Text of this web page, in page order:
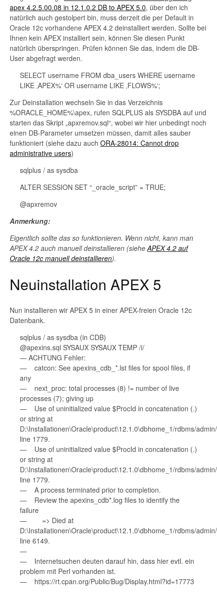
apex 4.2.5.00.08 in 12.1.0.2 DB to APEX 5.0, über den ich
natürlich auch gestolpert bin, muss derzeit die per Default in
Oracle 12c vorhandene APEX 4.2 deinstalliert werden. Sollte bei
Ihnen kein APEX installiert sein, können Sie diesen Punkt
natürlich überspringen. Prüfen können Sie das, indem die DB-
User abgefragt werden.
SELECT username FROM dba_users WHERE username
LIKE ‚APEX%‘ OR username LIKE ‚FLOWS%‘;
Zur Deinstallation wechseln Sie in das Verzeichnis
%ORACLE_HOME%\apex, rufen SQLPLUS als SYSDBA auf und
starten das Skript „apxremov.sql“, wobei wir hier unbedingt noch
einen DB-Parameter umsetzen müssen, damit alles sauber
funktioniert (siehe dazu auch ORA-28014: Cannot drop
administrative users)
sqlplus / as sysdba
ALTER SESSION SET “_oracle_script” = TRUE;
@apxremov
Anmerkung:
Eigentlich sollte das so funktionieren. Wenn nicht, kann man
APEX 4.2 auch manuell deinstallieren (sieheAPEX 4.2 auf
Oracle 12c manuell deinstallieren).
Neuinstallation APEX 5
Nun installieren wir APEX 5 in einer APEX-freien Oracle 12c
Datenbank.
sqlplus / as sysdba (in CDB)
@apexins.sql SYSAUX SYSAUX TEMP /i/
— ACHTUNG Fehler:
— catcon: See apexins_cdb_*.lst files for spool files, if
any
— next_proc: total processes (8) != number of live
processes (7); giving up
— Use of uninitialized value $ProcId in concatenation (.)
or string at
D:\Installationen\Oracle\product\12.1.0\dbhome_1/rdbms/
line 1779.
— Use of uninitialized value $ProcId in concatenation (.)
or string at
D:\Installationen\Oracle\product\12.1.0\dbhome_1/rdbms/
line 1779.
— A process terminated prior to completion.
— Review the apexins_cdb*.log files to identify the
failure
— => Died at
D:\Installationen\Oracle\product\12.1.0\dbhome_1/rdbms/
line 6149.
—
— Internetsuchen deuten darauf hin, dass hier evtl. ein
problem mit Perl vorhanden ist.
— https://rt.cpan.org/Public/Bug/Display.html?id=17773